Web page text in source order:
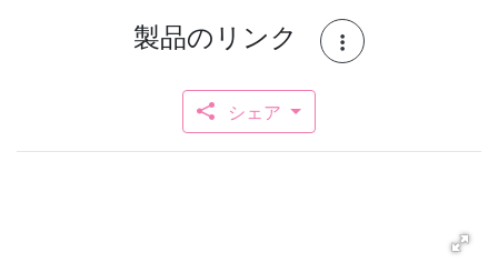
製品のリンク
シェア